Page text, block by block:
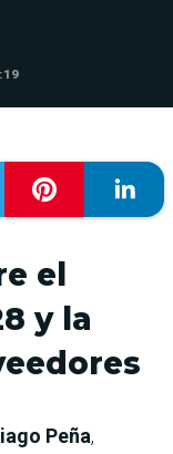
el
y la
Peña,